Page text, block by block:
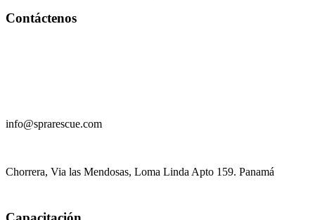
Contáctenos
info@sprarescue.com
Chorrera, Via las Mendosas, Loma Linda Apto 159. Panamá